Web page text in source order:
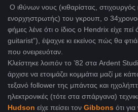
Ο ιθύνων νους (κιθαρίστας, στιχουργός
ενορχηστρωτής) του γκρουπ, ο
φήμες λένε ότι ο ίδιος ο Hendrix είχε πεί
guitarist”), έψαχνε κι εκείνος πώς θα
που ονειρευόταν.
Κλείστηκε λοιπόν το ’82 στα Ardent
άρχισε να ετοιμάζει κομμάτια μαζί με
τεξανό follower της μπάντας και
ηλεκτρονικές (τότε στα σπάργανα)
Hudson είχε πείσει τον Gibbons ότι